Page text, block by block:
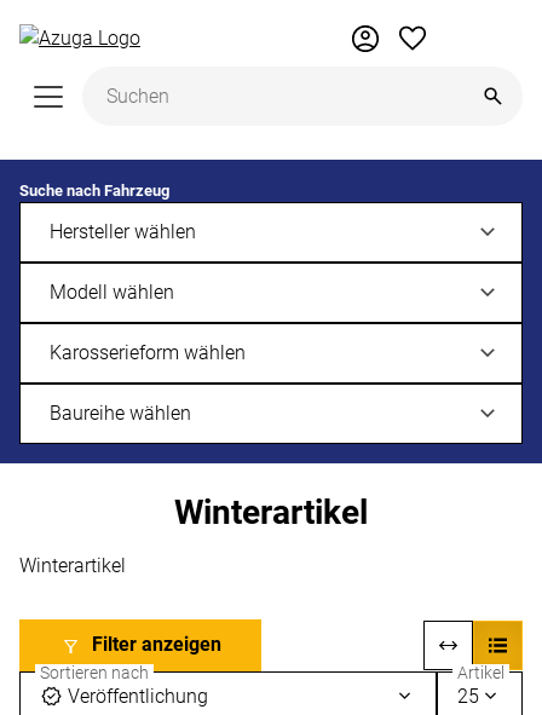
Suche nach Fahrzeug
Winterartikel
Winterartikel
Filter anzeigen
Sortieren nach
Veröffentlichung
Artikel
25